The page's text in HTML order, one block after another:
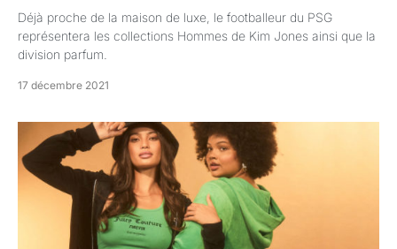
Déjà proche de la maison de luxe, le footballeur du PSG
représentera les collections Hommes de Kim Jones ainsi que la
division parfum.
17 décembre 2021